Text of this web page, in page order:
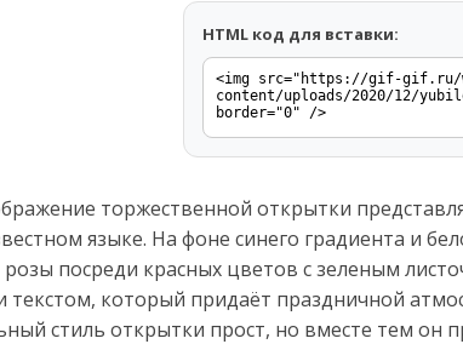
HTML код для вставки:
торжественной открытки
языке. На фоне синего градиента и
посреди красных цветов с зеленым
текстом, который придаёт праздничной
стиль открытки прост, но вместе тем он